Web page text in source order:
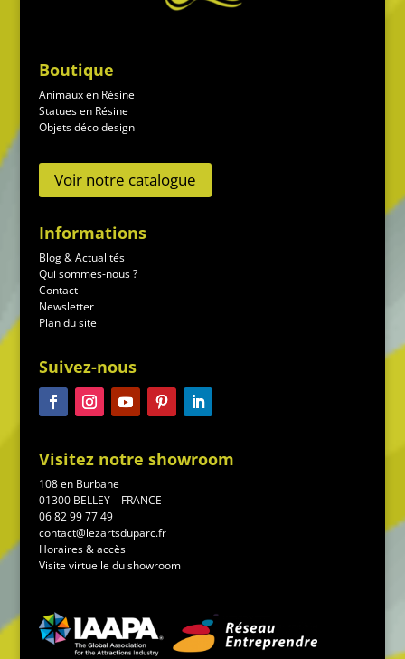
Boutique
Animaux en Résine
Statues en Résine
Objets déco design
Voir notre catalogue
Informations
Blog & Actualités
Qui sommes-nous ?
Contact
Newsletter
Plan du site
Suivez-nous
Visitez notre showroom
108 en Burbane
01300 BELLEY – FRANCE
06 82 99 77 49
contact@lezartsduparc.fr
Horaires & accès
Visite virtuelle du showroom